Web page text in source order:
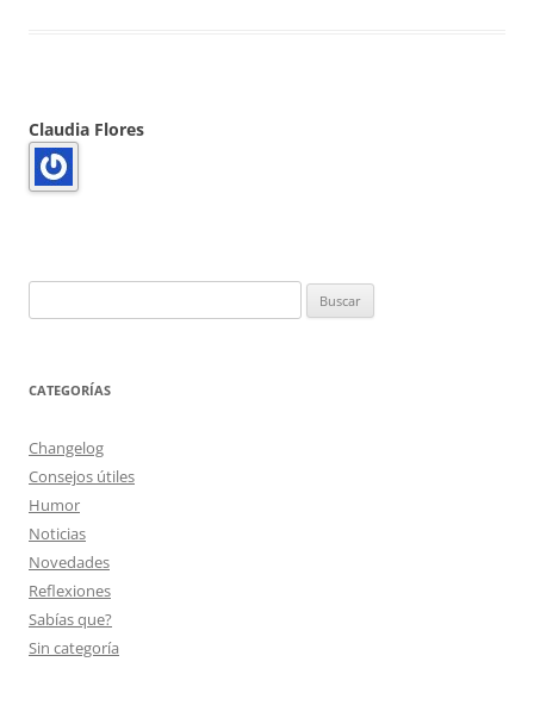
Claudia Flores
CATEGORÍAS
Changelog
Consejos útiles
Humor
Noticias
Novedades
Reflexiones
Sabías que?
Sin categoría